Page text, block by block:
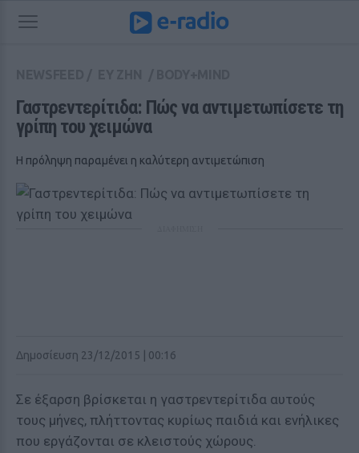
Γαστρεντερίτιδα: Πώς να αντιμετωπίσετε τη
γρίπη του χειμώνα
Η πρόληψη παραμένει η καλύτερη αντιμετώπιση
Δημοσίευση 23/12/2015 | 00:16
Σε έξαρση βρίσκεται η γαστρεντερίτιδα αυτούς
τους μήνες, πλήττοντας κυρίως παιδιά και ενήλικες
που εργάζονται σε κλειστούς χώρους.